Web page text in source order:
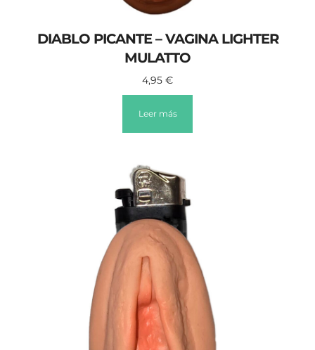
DIABLO PICANTE – VAGINA LIGHTER
MULATTO
4,95 €
Leer más